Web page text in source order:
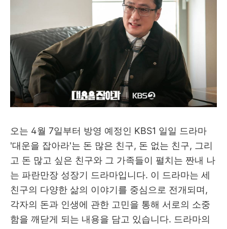
오는 4월 7일부터 방영 예정인 KBS1 일일 드라마
'대운을 잡아라'는 돈 많은 친구, 돈 없는 친구, 그리
고 돈 많고 싶은 친구와 그 가족들이 펼치는 짠내 나
는 파란만장 성장기 드라마입니다. 이 드라마는 세
친구의 다양한 삶의 이야기를 중심으로 전개되며,
각자의 돈과 인생에 관한 고민을 통해 서로의 소중
함을 깨닫게 되는 내용을 담고 있습니다. 드라마의